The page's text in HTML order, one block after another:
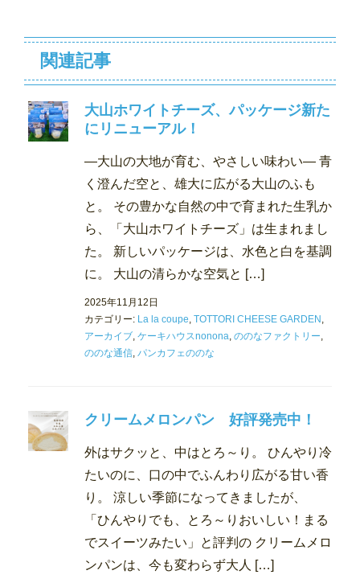
関連記事
大山ホワイトチーズ、パッケージ新た
にリニューアル！
―大山の大地が育む、やさしい味わい― 青
く澄んだ空と、雄大に広がる大山のふも
と。 その豊かな自然の中で育まれた生乳か
ら、「大山ホワイトチーズ」は生まれまし
た。 新しいパッケージは、水色と白を基調
に。 大山の清らかな空気と […]
2025年11月12日
カテゴリー: La la coupe, TOTTORI CHEESE GARDEN ,
アーカイブ, ケーキハウスnonona, ののなファクトリー,
ののな通信, パンカフェののな
クリームメロンパン 好評発売中！
外はサクッと、中はとろ～り。 ひんやり冷
たいのに、口の中でふんわり広がる甘い香
り。 涼しい季節になってきましたが、
「ひんやりでも、とろ～りおいしい！まる
でスイーツみたい」と評判の クリームメロ
ンパンは、今も変わらず大人 […]